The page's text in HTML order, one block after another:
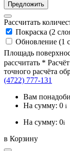
Предложить
Рассчитать
Покраска (2
Обновление (1
Площадь
рассчитать *
точного расчёта
(4722) 777-131
Вам
На сумму: 0 i
На сумму: 0i
в Корзину